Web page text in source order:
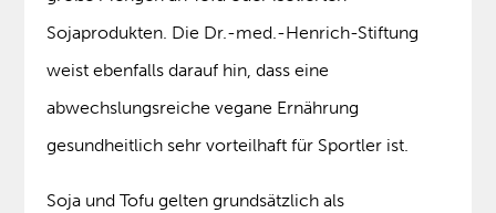
Sojaprodukten. Die Dr.-med.-Henrich-Stiftung
weist ebenfalls darauf hin, dass eine
abwechslungsreiche vegane Ernährung
gesundheitlich sehr vorteilhaft für Sportler ist.
Soja und Tofu gelten grundsätzlich als